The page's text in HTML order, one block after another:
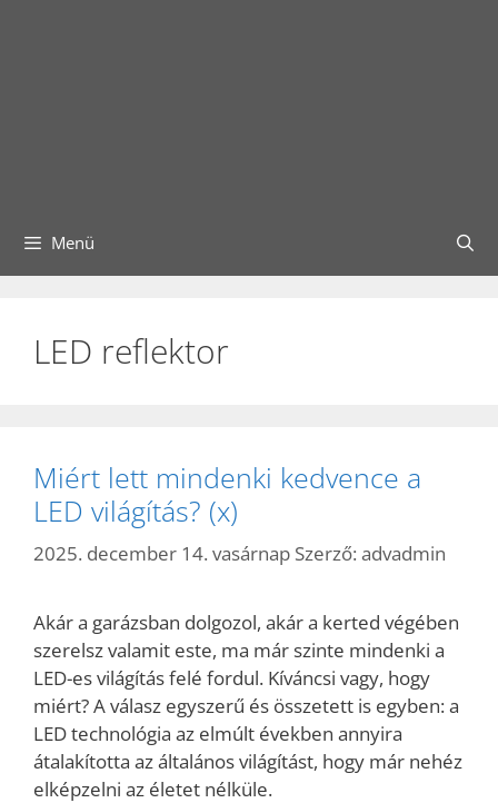
Menü
LED reflektor
Miért lett mindenki kedvence a
LED világítás? (x)
2025. december 14. vasárnap Szerző: advadmin
Akár a garázsban dolgozol, akár a kerted végében
szerelsz valamit este, ma már szinte mindenki a
LED-es világítás felé fordul. Kíváncsi vagy, hogy
miért? A válasz egyszerű és összetett is egyben: a
LED technológia az elmúlt években annyira
átalakította az általános világítást, hogy már nehéz
elképzelni az életet nélküle.